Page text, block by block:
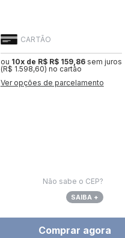
CARTÃO
ou 10x de R$ R$ 159,86sem juros
(R$ 1.598,60) no cartão
Ver opções de parcelamento
Não sabe o CEP?
SAIBA +
Comprar agora